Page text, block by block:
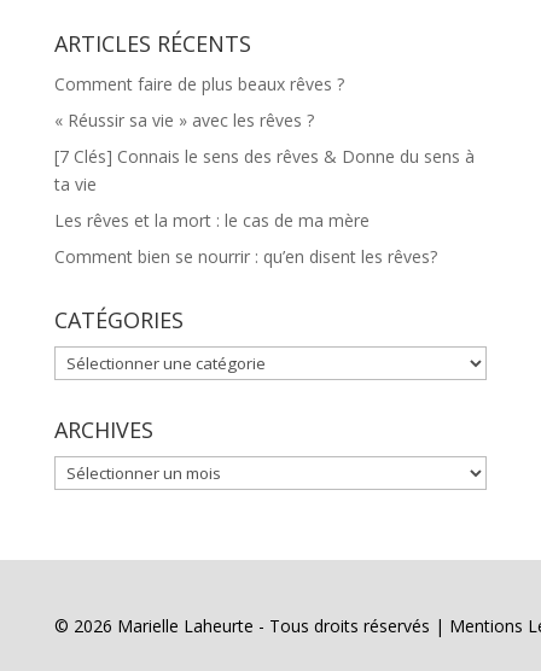
ARTICLES RÉCENTS
Comment faire de plus beaux rêves ?
« Réussir sa vie » avec les rêves ?
[7 Clés] Connais le sens des rêves & Donne du sens à
ta vie
Les rêves et la mort : le cas de ma mère
Comment bien se nourrir : qu’en disent les rêves?
CATÉGORIES
CATÉGORIES
ARCHIVES
ARCHIVES
© 2026 Marielle Laheurte - Tous droits réservés | Mentions